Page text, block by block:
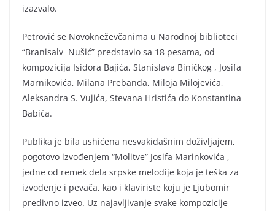
izazvalo.
Petrović se Novokneževčanima u Narodnoj biblioteci
“Branisalv Nušić” predstavio sa 18 pesama, od
kompozicija Isidora Bajića, Stanislava Biničkog , Josifa
Marnikovića, Milana Prebanda, Miloja Milojevića,
Aleksandra S. Vujića, Stevana Hristića do Konstantina
Babića.
Publika je bila ushićena nesvakidašnim doživljajem,
pogotovo izvođenjem “Molitve” Josifa Marinkovića ,
jedne od remek dela srpske melodije koja je teška za
izvođenje i pevača, kao i klaviriste koju je Ljubomir
predivno izveo. Uz najavljivanje svake kompozicije